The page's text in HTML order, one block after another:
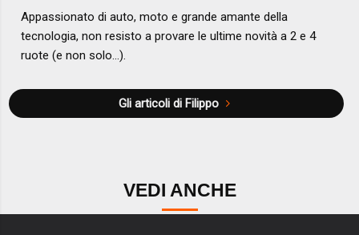
Appassionato di auto, moto e grande amante della
tecnologia, non resisto a provare le ultime novità a 2 e 4
ruote (e non solo...).
Gli articoli di Filippo
VEDI ANCHE